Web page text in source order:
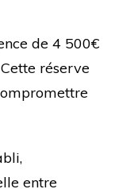
de 4 500€
réserve
entre